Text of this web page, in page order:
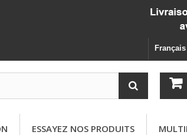
Français
ESSAYEZ NOS PRODUITS